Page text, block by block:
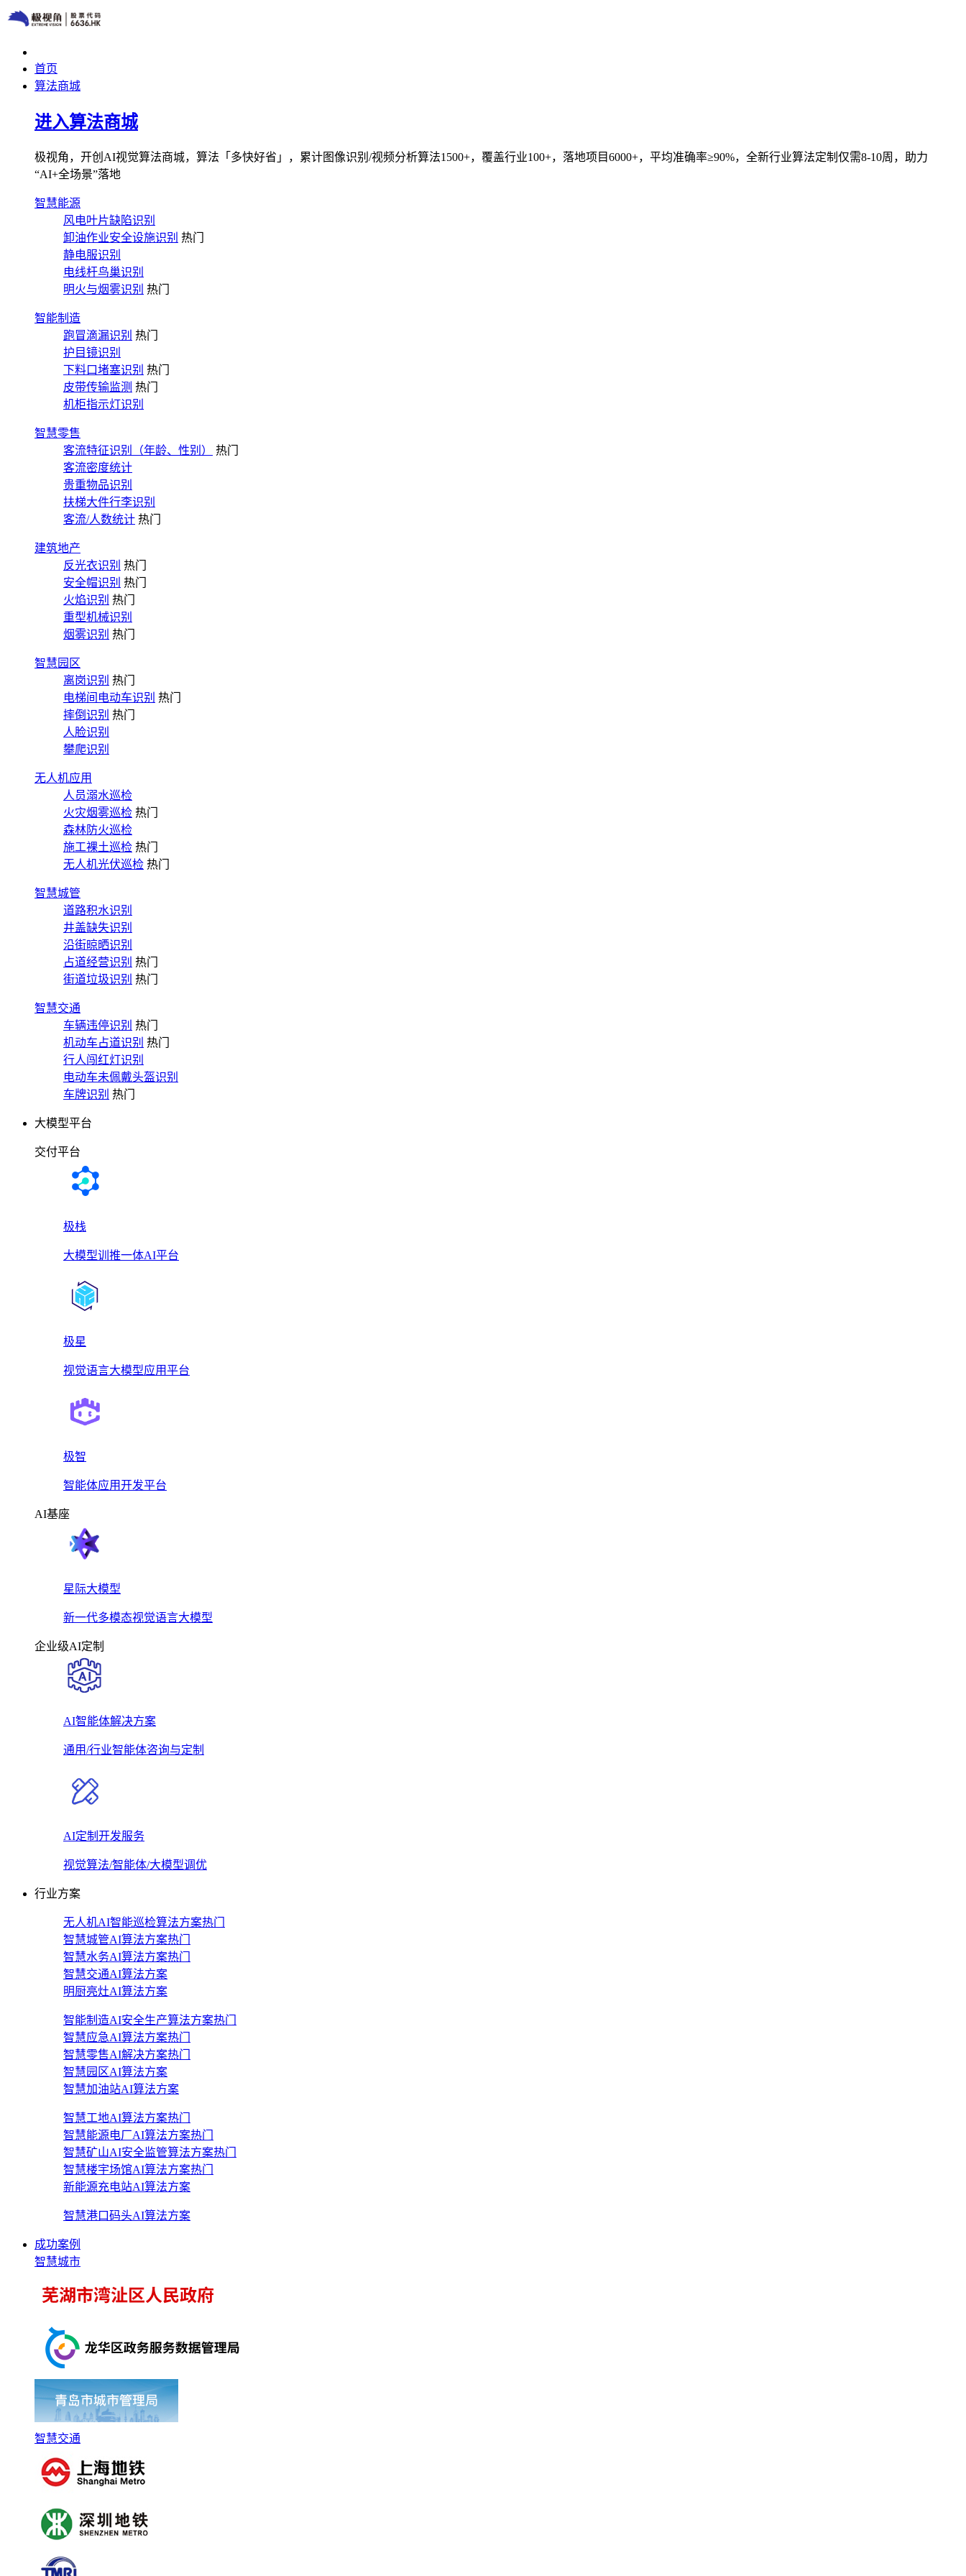
首页
算法商城
进入算法商城
极视角，开创AI视觉算法商城，算法「多快好省」，累计图像识别/视频分析算法1500+，覆盖行业100+，落地项目6000+，平均准确率≥90%，全新行业算法定制仅需8-10周，助力
“AI+全场景”落地
智慧能源
风电叶片缺陷识别
卸油作业安全设施识别 热门
静电服识别
电线杆鸟巢识别
明火与烟雾识别 热门
智能制造
跑冒滴漏识别 热门
护目镜识别
下料口堵塞识别 热门
皮带传输监测 热门
机柜指示灯识别
智慧零售
客流特征识别（年龄、性别）
热门
客流密度统计
贵重物品识别
扶梯大件行李识别
客流/人数统计 热门
建筑地产
反光衣识别 热门
安全帽识别 热门
火焰识别 热门
重型机械识别
烟雾识别 热门
智慧园区
离岗识别 热门
电梯间电动车识别 热门
摔倒识别 热门
人脸识别
攀爬识别
无人机应用
人员溺水巡检
火灾烟雾巡检 热门
森林防火巡检
施工裸土巡检 热门
无人机光伏巡检 热门
智慧城管
道路积水识别
井盖缺失识别
沿街晾晒识别
占道经营识别 热门
街道垃圾识别 热门
智慧交通
车辆违停识别 热门
机动车占道识别 热门
行人闯红灯识别
电动车未佩戴头盔识别
车牌识别 热门
大模型平台
交付平台
极栈
大模型训推一体AI平台
极星
视觉语言大模型应用平台
极智
智能体应用开发平台
AI基座
星际大模型
新一代多模态视觉语言大模型
企业级AI定制
AI智能体解决方案
通用/行业智能体咨询与定制
AI定制开发服务
视觉算法/智能体/大模型调优
行业方案
无人机AI智能巡检算法方案热门
智慧城管AI算法方案热门
智慧水务AI算法方案热门
智慧交通AI算法方案
明厨亮灶AI算法方案
智能制造AI安全生产算法方案热门
智慧应急AI算法方案热门
智慧零售AI解决方案热门
智慧园区AI算法方案
智慧加油站AI算法方案
智慧工地AI算法方案热门
智慧能源电厂AI算法方案热门
智慧矿山AI安全监管算法方案热门
智慧楼宇场馆AI算法方案热门
新能源充电站AI算法方案
智慧港口码头AI算法方案
成功案例
智慧城市
智慧交通